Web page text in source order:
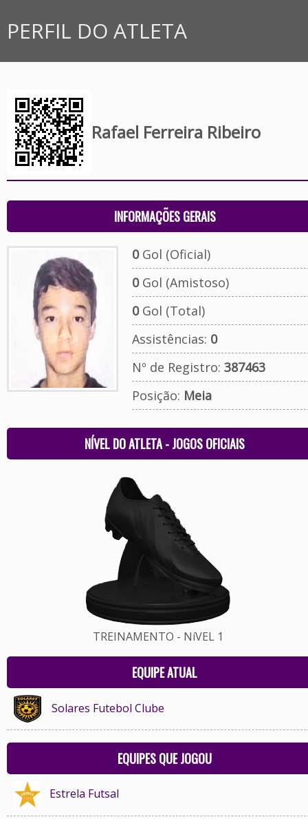
PERFIL DO ATLETA
Rafael Ferreira Ribeiro
INFORMAÇÕES GERAIS
0Gol (Oficial)
0Gol (Amistoso)
0Gol (Total)
Assistências: 0
Nº de Registro: 387463
Posição: Meia
NÍVEL DO ATLETA - JOGOS OFICIAIS
TREINAMENTO - NíVEL 1
EQUIPE ATUAL
Solares Futebol Clube
EQUIPES QUE JOGOU
Estrela Futsal